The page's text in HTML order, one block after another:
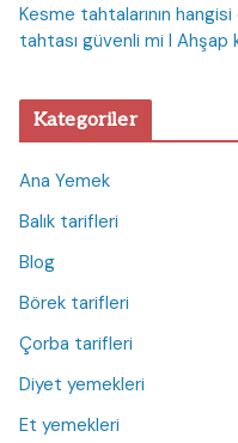
Kesme tahtalarının
tahtası güvenli mi I
Kategoriler
Ana Yemek
Balık tarifleri
Blog
Börek tarifleri
Çorba tarifleri
Diyet yemekleri
Et yemekleri